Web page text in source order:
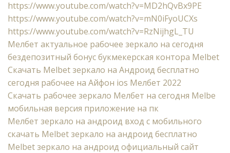
https://www.youtube.com/watch?v=MD2hQvBx9PE
https://www.youtube.com/watch?v=mN0iFyoUCXs
https://www.youtube.com/watch?v=RzNijhgL_TU
Мелбет актуальное рабочее зеркало на сегодня
бездепозитный бонус букмекерская контора Melbet
Cкачать Melbet зеркало на Андроид бесплатно
сегодня рабочее на Айфон ios Мелбет 2022
Скачать рабочее зеркало Мелбет на сегодня Melbe
мобильная версия приложение на пк
Мелбет зеркало на андроид вход с мобильного
скачать Melbet зеркало на андроид бесплатно
Melbet зеркало на андроид официальный сайт